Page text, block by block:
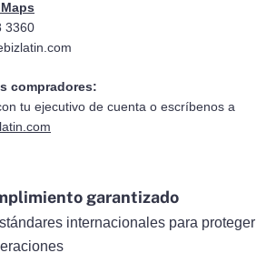
3360
compradores:
tu ejecutivo de cuenta o escríbenos a
garantizado
internacionales para proteger